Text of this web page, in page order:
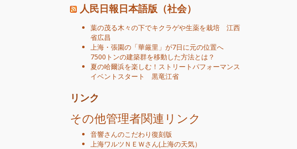
人民日報日本語版（社会）
葉の茂る木々の下でキクラゲや生薬を栽培 江西
省広昌
上海・張園の「華厳里」が7日に元の位置へ
7500トンの建築群を移動した方法とは？
夏の哈爾浜を楽しむ！ストリートパフォーマンス
イベントスタート 黒竜江省
リンク
その他管理者関連リンク
音響さんのこだわり復刻版
上海ワルツＮＥＷさん( 上海の天気）